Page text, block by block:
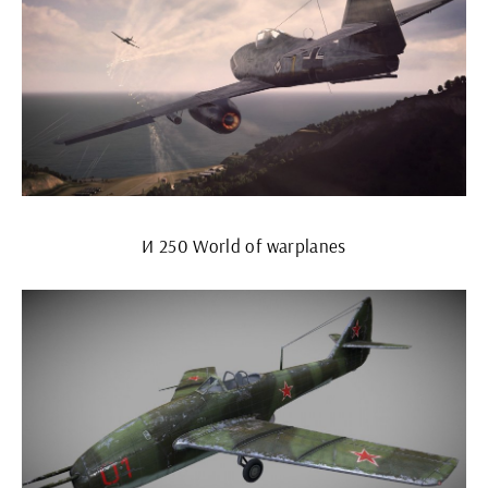
И 250 World of warplanes